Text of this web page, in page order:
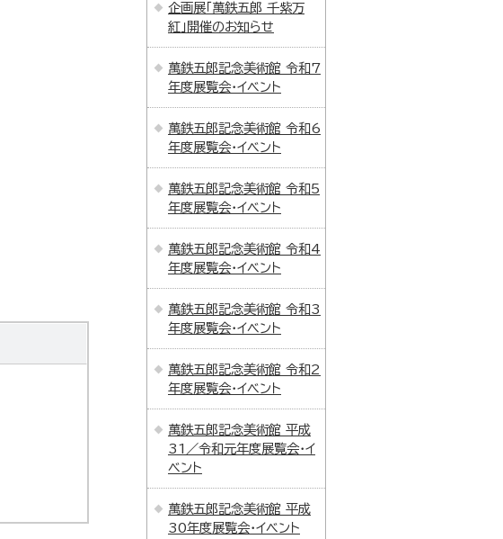
企画展「萬鉄五郎 千紫万
紅」開催のお知らせ
萬鉄五郎記念美術館 令和7
年度展覧会・イベント
萬鉄五郎記念美術館 令和6
年度展覧会・イベント
萬鉄五郎記念美術館 令和5
年度展覧会・イベント
萬鉄五郎記念美術館 令和4
年度展覧会・イベント
萬鉄五郎記念美術館 令和3
年度展覧会・イベント
萬鉄五郎記念美術館 令和2
年度展覧会・イベント
萬鉄五郎記念美術館 平成
31／令和元年度展覧会・イ
ベント
萬鉄五郎記念美術館 平成
30年度展覧会・イベント